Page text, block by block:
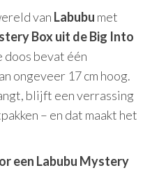
van Labubu met
Box uit de Big Into
doos bevat één
ongeveer 17 cm hoog.
blijft een verrassing
– en dat maakt het
een Labubu Mystery